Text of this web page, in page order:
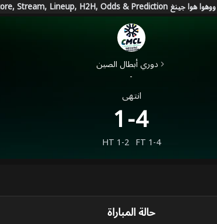
دوري أبطال الصين
-
انتهى
1-4
HT1-2 FT1-4
حالة المباراة